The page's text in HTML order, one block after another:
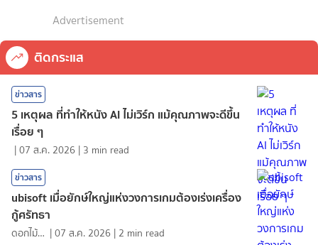
Advertisement
ติดกระแส
ข่าวสาร
5 เหตุผล ที่ทำให้หนัง AI ไม่เวิร์ก แม้คุณภาพจะดีขึ้น
เรื่อย ๆ
|07 ส.ค. 2026 | 3 min read
ข่าวสาร
ubisoft เมื่อยักษ์ใหญ่แห่งวงการเกมต้องเร่งเครื่อง
กู้ศรัทธา
ดอกไม้กับสายน้ำ |07 ส.ค. 2026 | 2 min read